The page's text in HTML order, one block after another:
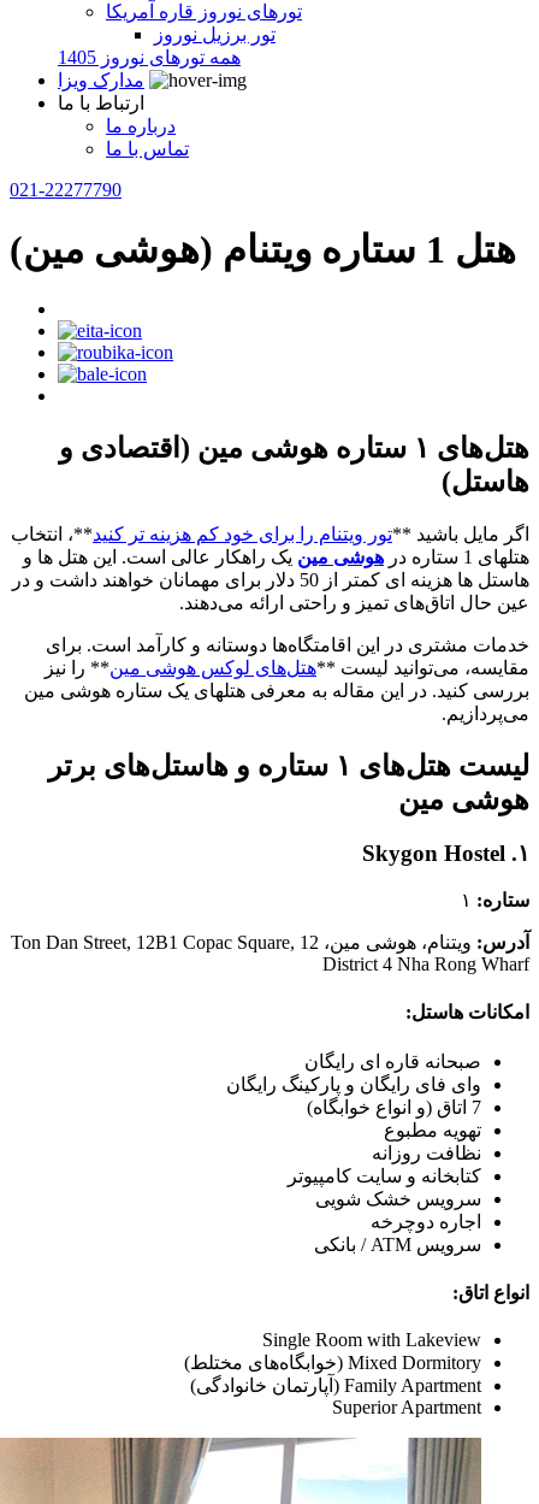
تورهای نوروز قاره آمریکا
تور برزیل نوروز
همه تورهای نوروز 1405
مدارک ویزا
ارتباط با ما
درباره ما
تماس با ما
021-22277790
هتل 1 ستاره ویتنام (هوشی مین)
هتل‌های ۱ ستاره هوشی مین (اقتصادی و
هاستل)
اگر مایل باشید **تور ویتنام را برای خود کم هزینه تر کنید**، انتخاب
هتلهای 1 ستاره در
هوشی مین یک راهکار عالی است. این هتل ها و
هاستل ها هزینه ای کمتر از 50 دلار برای مهمانان خواهند داشت و در
عین حال اتاق‌های تمیز و راحتی ارائه می‌دهند.
خدمات مشتری در این اقامتگاه‌ها دوستانه و کارآمد است. برای
مقایسه، می‌توانید لیست **هتل‌های لوکس هوشی مین** را نیز
بررسی کنید. در این مقاله به معرفی هتلهای یک ستاره هوشی مین
می‌پردازیم.
لیست هتل‌های ۱ ستاره و هاستل‌های برتر
هوشی مین
۱. Skygon Hostel
ستاره:
آدرس:
ویتنام، هوشی مین، 12 Ton Dan Street, 12B1 Copac Square,
District 4 Nha Rong Wharf
امکانات هاستل:
صبحانه قاره ای رایگان
وای فای رایگان و پارکینگ رایگان
7 اتاق (و انواع خوابگاه)
تهویه مطبوع
نظافت روزانه
کتابخانه و سایت کامپیوتر
سرویس خشک شویی
اجاره دوچرخه
سرویس ATM / بانکی
انواع اتاق:
Single Room with Lakeview
Mixed Dormitory (خوابگاه‌های مختلط)
Family Apartment (آپارتمان خانوادگی)
Superior Apartment